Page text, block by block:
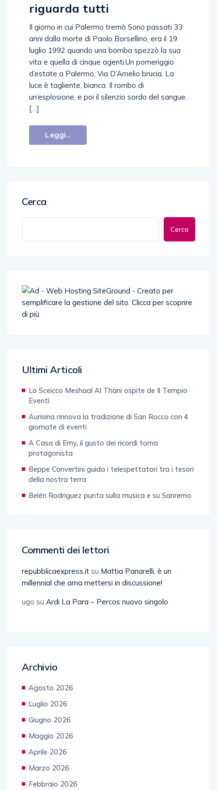
riguarda tutti
Il giorno in cui Palermo tremò Sono passati 33
anni dalla morte di Paolo Borsellino, era il 19
luglio 1992 quando una bomba spezzò la sua
vita e quella di cinque agenti.Un pomeriggio
d’estate a Palermo, Via D’Amelio brucia. La
luce è tagliente, bianca. Il rombo di
un’esplosione, e poi il silenzio sordo del sangue.
[…]
Leggi...
Cerca
Cerca
Ultimi Articoli
Lo Sceicco Meshaal Al Thani ospite de Il Tempio
Eventi
Aurisina rinnova la tradizione di San Rocco con 4
giornate di eventi
A Casa di Emy, il gusto dei ricordi torna
protagonista
Beppe Convertini guida i telespettatori tra i tesori
della nostra terra
Belén Rodriguez punta sulla musica e su Sanremo
Commenti dei lettori
repubblicaexpress.it su Mattia Panarelli, è un
millennial che ama mettersi in discussione!
ugo su Ardi La Para – Percos nuovo singolo
Archivio
Agosto 2026
Luglio 2026
Giugno 2026
Maggio 2026
Aprile 2026
Marzo 2026
Febbraio 2026